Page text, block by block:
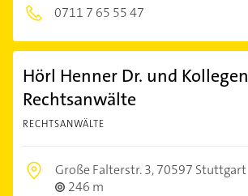
0711 7 65 55 47
Hörl Henner Dr. und Kollegen
Rechtsanwälte
RECHTSANWÄLTE
Große Falterstr. 3,70597 Stuttgart
246 m